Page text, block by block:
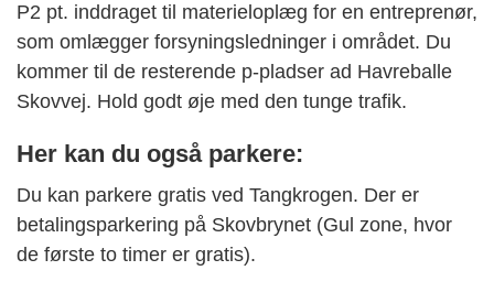
P2 pt. inddraget til materieloplæg for en entreprenør,
som omlægger forsyningsledninger i området. Du
kommer til de resterende p-pladser ad Havreballe
Skovvej. Hold godt øje med den tunge trafik.
Her kan du også parkere:
Du kan parkere gratis ved Tangkrogen. Der er
betalingsparkering på Skovbrynet (Gul zone, hvor
de første to timer er gratis).